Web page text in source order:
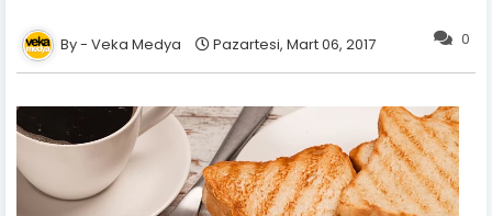
0
Veka Medya Pazartesi, Mart 06, 2017